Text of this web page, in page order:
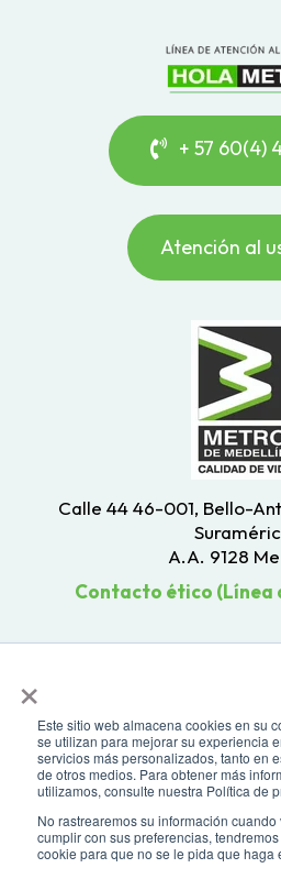
×
Este sitio web almacena cookies en su
se utilizan para mejorar su experiencia
servicios más personalizados, tanto en
de otros medios. Para obtener más
utilizamos, consulte nuestra Política de
No rastrearemos su información
cumplir con sus preferencias,
cookie para que no se le pida que haga
+ 57 60(4)
Atención al
Calle 44 46-001, Bello-
A.A. 9128
Contacto ético (Línea